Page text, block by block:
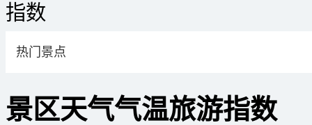
指数
热门景点
景区天气气温旅游指数